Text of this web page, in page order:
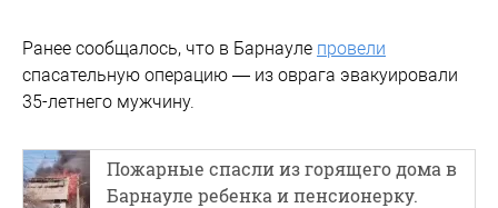
Ранее сообщалось, что в Барнауле провели
спасательную операцию — из оврага эвакуировали
35-летнего мужчину.
Пожарные спасли из горящего дома в
Барнауле ребенка и пенсионерку.